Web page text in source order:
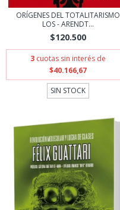
ORÍGENES DEL TOTALITARISMO
LOS - ARENDT...
$120.500
3 cuotas sin interés de
$40.166,67
SIN STOCK